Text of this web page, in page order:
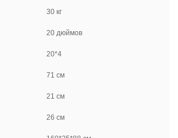
30 кг
20 дюймов
20*4
71 см
21 см
26 см